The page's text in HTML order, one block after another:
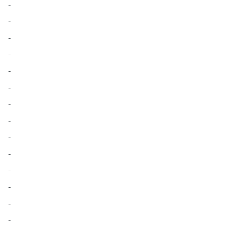
-
-
-
-
-
-
-
-
-
-
-
-
-
-